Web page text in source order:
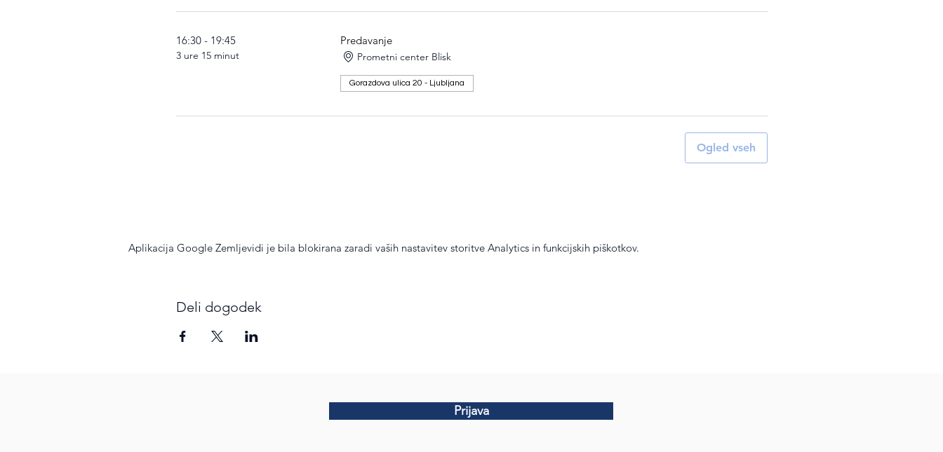
16:30 - 19:45
3 ure 15 minut
Predavanje
Prometni center Blisk
Gorazdova ulica 20 - Ljubljana
Ogled vseh
Aplikacija Google Zemljevidi je bila blokirana zaradi vaših nastavitev storitve Analytics in funkcijskih piškotkov.
Deli dogodek
Prijava